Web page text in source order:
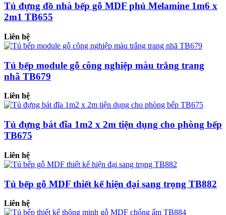
Tủ đựng đồ nhà bếp gỗ MDF phủ Melamine 1m6 x
2m1 TB655
Liên hệ
Tủ bếp module gỗ công nghiệp màu trắng trang
nhã TB679
Liên hệ
Tủ đựng bát đĩa 1m2 x 2m tiện dụng cho phòng bếp
TB675
Liên hệ
Tủ bếp gỗ MDF thiết kế hiện đại sang trọng TB882
Liên hệ